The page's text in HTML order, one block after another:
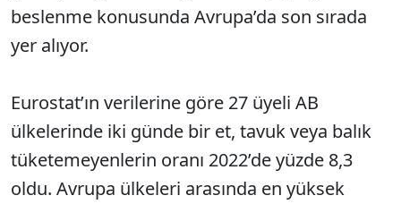
beslenme konusunda Avrupa’da son sırada
yer alıyor.
Eurostat’ın verilerine göre 27 üyeli AB
ülkelerinde iki günde bir et, tavuk veya balık
tüketemeyenlerin oranı 2022’de yüzde 8,3
oldu. Avrupa ülkeleri arasında en yüksek